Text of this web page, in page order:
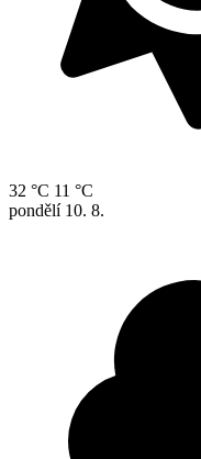
32 °C 11 °C
pondělí 10. 8.